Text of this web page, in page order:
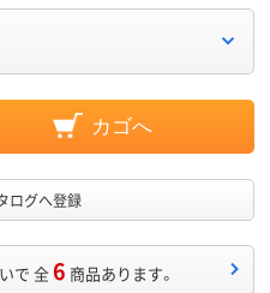
カゴへ
ログへ登録
で 全6 商品あります。